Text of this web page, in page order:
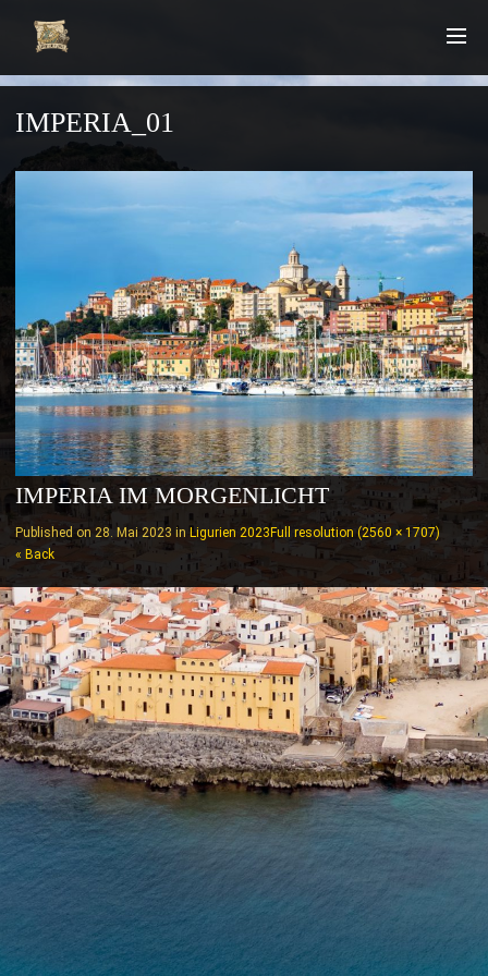
IMPERIA_01
IMPERIA IM MORGENLICHT
Published on 28. Mai 2023 in Ligurien 2023 Full resolution (2560 × 1707)
« Back